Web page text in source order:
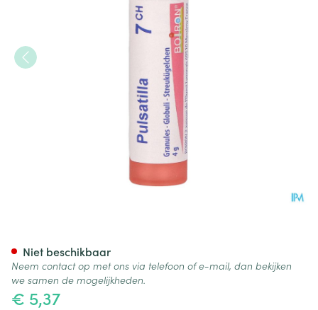
€ 5,37
Niet beschikbaar
Neem contact op met ons via telefoon of e-mail, dan bekijken
we samen de mogelijkheden.